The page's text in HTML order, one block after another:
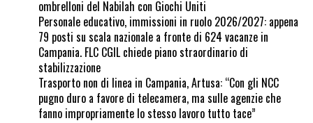
ombrelloni del Nabilah con Giochi Uniti
Personale educativo, immissioni in ruolo 2026/2027: appena
79 posti su scala nazionale a fronte di 624 vacanze in
Campania. FLC CGIL chiede piano straordinario di
stabilizzazione
Trasporto non di linea in Campania, Artusa: “Con gli NCC
pugno duro a favore di telecamera, ma sulle agenzie che
fanno impropriamente lo stesso lavoro tutto tace”